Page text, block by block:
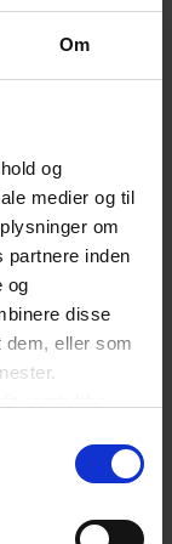
Om
og
medier og til
om
partnere inden
og
disse
dem, eller som
måltal
faktiske
får
flere